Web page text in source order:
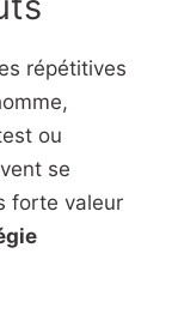
répétitives
ou
se
forte valeur